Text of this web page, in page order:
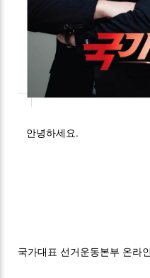
안녕하세요.
국가대표 선거운동본부 온라